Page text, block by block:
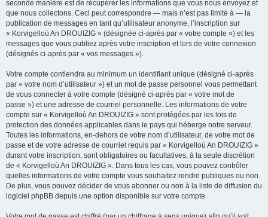
seconde manière est de récupérer les informations que vous nous envoyez et
que nous collectons. Ceci peut correspondre — mais n’est pas limité à — la
publication de messages en tant qu’utilisateur anonyme, l’inscription sur
« Korvigelloù An DROUIZIG » (désignée ci-après par « votre compte ») et les
messages que vous publiez après votre inscription et lors de votre connexion
(désignés ci-après par « vos messages »).
Votre compte contiendra au minimum un identifiant unique (désigné ci-après
par « votre nom d’utilisateur ») et un mot de passe personnel vous permettant
de vous connecter à votre compte (désigné ci-après par « votre mot de
passe ») et une adresse de courriel personnelle. Les informations de votre
compte sur « Korvigelloù An DROUIZIG » sont protégées par les lois de
protection des données applicables dans le pays qui héberge notre serveur.
Toutes les informations, en-dehors de votre nom d’utilisateur, de votre mot de
passe et de votre adresse de courriel requis par « Korvigelloù An DROUIZIG »
durant votre inscription, sont obligatoires ou facultatives, à la seule discrétion
de « Korvigelloù An DROUIZIG ». Dans tous les cas, vous pouvez contrôler
quelles informations de votre compte vous souhaitez rendre publiques ou non.
De plus, vous pouvez décider de vous abonner ou non à la liste de diffusion du
logiciel phpBB depuis une option disponible sur votre compte.